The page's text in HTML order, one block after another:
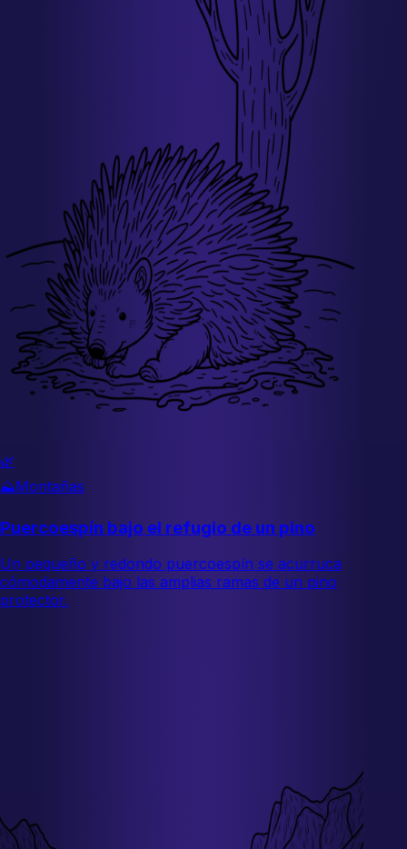
🌿
⛰️Montañas
Puercoespín bajo el refugio de un pino
Un pequeño y redondo puercoespín se acurruca
cómodamente bajo las amplias ramas de un pino
protector.